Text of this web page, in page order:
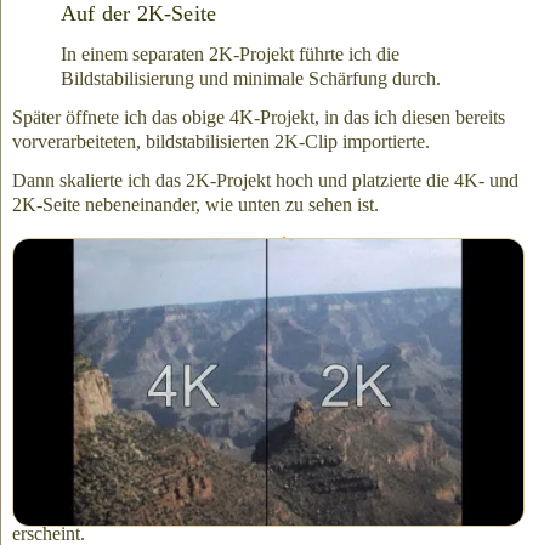
Auf der 2K-Seite
In einem separaten 2K-Projekt führte ich die
Bildstabilisierung und minimale Schärfung durch.
Später öffnete ich das obige 4K-Projekt, in das ich diesen bereits
vorverarbeiteten, bildstabilisierten 2K-Clip importierte.
Dann skalierte ich das 2K-Projekt hoch und platzierte die 4K- und
2K-Seite nebeneinander, wie unten zu sehen ist.
4K-Auflösung(3840 Breite mal
2160 Höhe).Beachten Sie, dass die Qualität von sehr feinem
Korn wirklich nur in einem Videoclip beurteilt werden kann,
der in Echtzeit abgespielt wird.Ein Standbild funktioniert nicht
ideal für diese Demonstration.
Klicken und zoomen Sie hinein, um das Bild mit einem 1:1 Pixel-
zu-Anzeige-Verhältnis zu sehen. Beachten Sie, wie das
Verdoppeln der Korngröße das Korn fleckig erscheinen lässt. Sie
könnten auch beobachten, dass das 4K-Bild etwas weniger trüb
erscheint.